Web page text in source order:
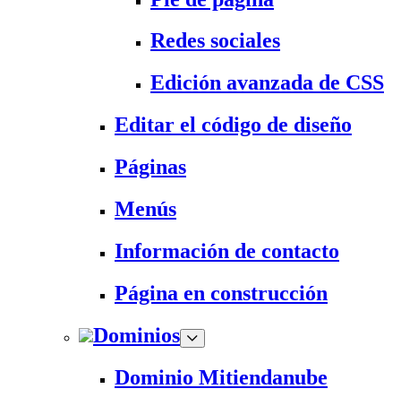
Redes sociales
Edición avanzada de CSS
Editar el código de diseño
Páginas
Menús
Información de contacto
Página en construcción
Dominios
Dominio Mitiendanube